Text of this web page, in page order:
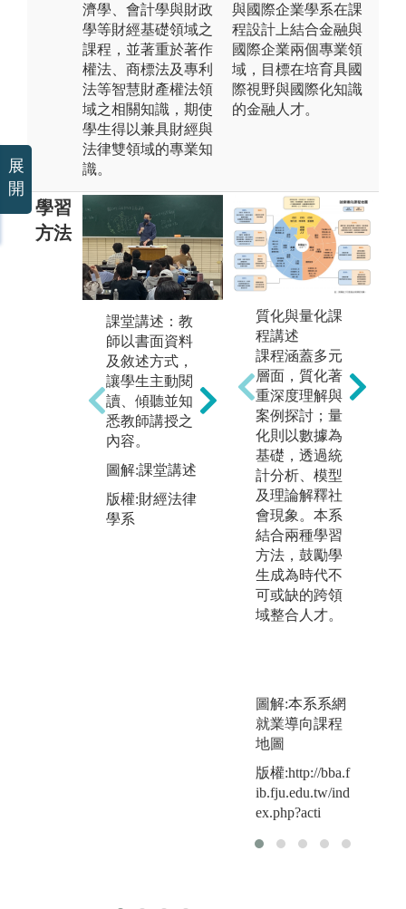
濟學、會計學與財政
學等財經基礎領域之
課程，並著重於著作
權法、商標法及專利
法等智慧財產權法領
域之相關知識，期使
學生得以兼具財經與
法律雙領域的專業知
識。
與國際企業學系在課
程設計上結合金融與
國際企業兩個專業領
域，目標在培育具國
際視野與國際化知識
的金融人才。
學習
方法
課堂講述：教
師以書面資料
及敘述方式，
讓學生主動閱
讀、傾聽並知
悉教師講授之
內容。
圖解:課堂講述
版權:財經法律
學系
個案研討：以
法律理論為基
礎，配合相關
個案之研討分
析，以全體討
論或小組討論
之方式，培養
溝通協調、團
隊合作及解決
問題。
圖解:研討
版權:財經法律
學系
質化與量化課
程講述
課程涵蓋多元
層面，質化著
重深度理解與
案例探討；量
化則以數據為
基礎，透過統
計分析、模型
及理論解釋社
會現象。本系
結合兩種學習
方法，鼓勵學
生成為時代不
可或缺的跨領
域整合人才。
圖解:本系系網
就業導向課程
地圖
版權:http://bba.f
ib.fju.edu.tw/ind
ex.php?acti
展
開